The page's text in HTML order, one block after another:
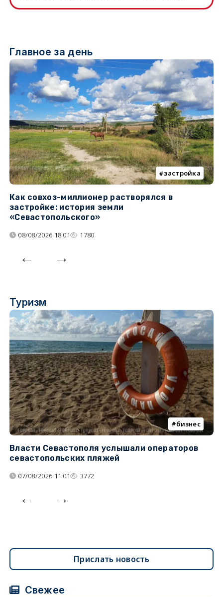
Главное за день
застройка
Как совхоз-миллионер растворялся в
застройке: история земли
«Севастопольского»
08/08/2026 18:01 1780
Туризм
бизнес
Власти Севастополя услышали операторов
севастопольских пляжей
07/08/2026 11:01 3772
Прислать новость
Свежее